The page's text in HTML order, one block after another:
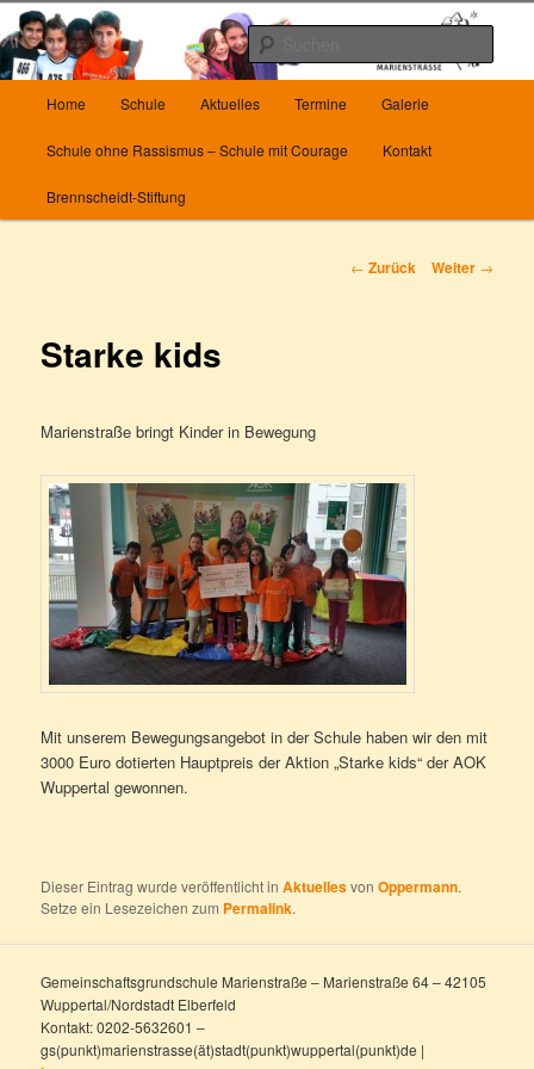
Zum
Inhalt
wechseln
Die Grundschule Marienstrasse in
Wuppertal
Herzlich Willkommen auf unserer Homepage
Home Schule Aktuelles Termine Galerie
Schule ohne Rassismus – Schule mit Courage Kontakt
Brennscheidt-Stiftung
Beitrags-
← Zurück Weiter →
Starke kids
Marienstraße bringt Kinder in Bewegung
Mit unserem Bewegungsangebot in der Schule haben wir den mit
3000 Euro dotierten Hauptpreis der Aktion „Starke kids“ der AOK
Wuppertal gewonnen.
Dieser Eintrag wurde veröffentlicht inAktuellesvonOppermann.
Setze ein Lesezeichen zum Permalink.
Gemeinschaftsgrundschule Marienstraße – Marienstraße 64 – 42105
Wuppertal/Nordstadt Elberfeld
Kontakt: 0202-5632601 –
gs(punkt)marienstrasse(ät)stadt(punkt)wuppertal(punkt)de |